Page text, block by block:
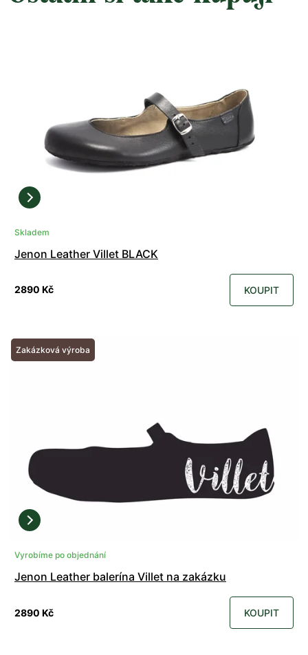
Skladem
Jenon Leather Villet BLACK
2890 Kč KOUPIT
Zakázková výroba
Vyrobíme po objednání
Jenon Leather balerína Villet na zakázku
2890 Kč KOUPIT